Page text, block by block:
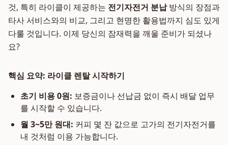
것, 특히 라이클이 제공하는 전기자전거 분납방식의 장점과
타사 서비스와의 비교, 그리고 현명한 활용법까지 심도 있게
다룰 것입니다. 이제 당신의 잠재력을 깨울 준비가 되셨나
요?
핵심 요약: 라이클 렌탈 시작하기
초기 비용 0원: 보증금이나 선납금 없이 즉시 배달 업무
를 시작할 수 있습니다.
월 3~5만 원대: 커피 몇 잔 값으로 고가의 전기자전거를
내 것처럼 이용 가능합니다.